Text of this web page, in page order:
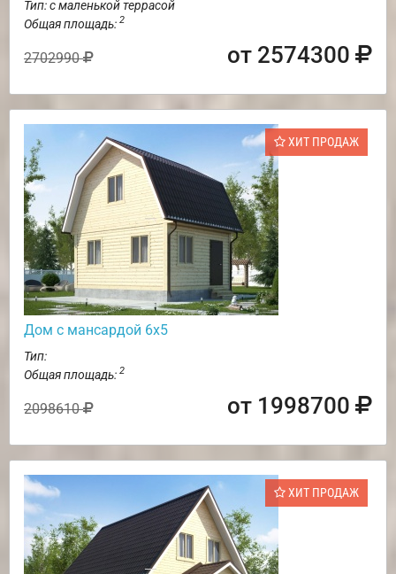
Тип: с маленькой террасой
Общая площадь: 2
2702990 от 2574300
ХИТ ПРОДАЖ
Дом с мансардой 6х5
Тип:
Общая площадь: 2
2098610 от 1998700
ХИТ ПРОДАЖ